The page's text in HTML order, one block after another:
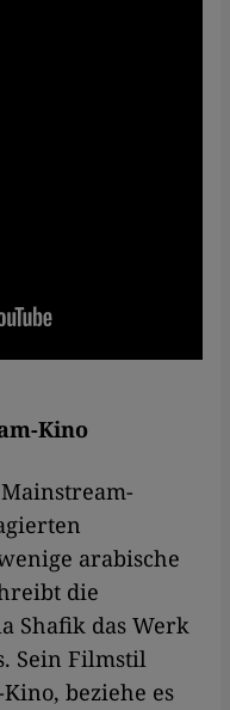
Kino
arabische
die
Shafik das Werk
Sein Filmstil
beziehe es